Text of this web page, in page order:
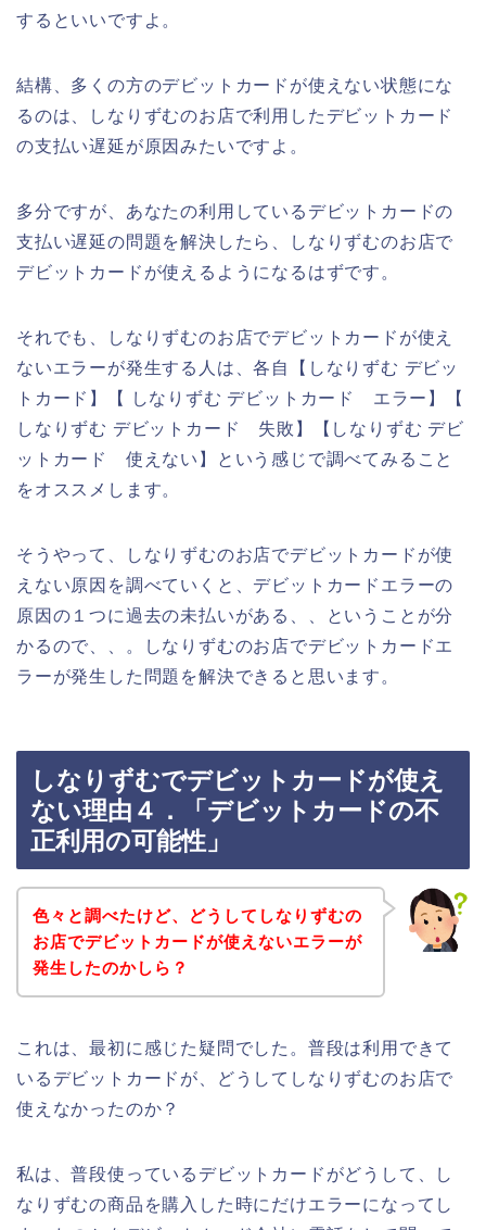
するといいですよ。
結構、多くの方のデビットカードが使えない状態にな
るのは、しなりずむのお店で利用したデビットカード
の支払い遅延が原因みたいですよ。
多分ですが、あなたの利用しているデビットカードの
支払い遅延の問題を解決したら、しなりずむのお店で
デビットカードが使えるようになるはずです。
それでも、しなりずむのお店でデビットカードが使え
ないエラーが発生する人は、各自【しなりずむ デビッ
トカード】【 しなりずむ デビットカード エラー】【
しなりずむ デビットカード 失敗】【しなりずむ デビ
ットカード 使えない】という感じで調べてみること
をオススメします。
そうやって、しなりずむのお店でデビットカードが使
えない原因を調べていくと、デビットカードエラーの
原因の１つに過去の未払いがある、、ということが分
かるので、、。しなりずむのお店でデビットカードエ
ラーが発生した問題を解決できると思います。
しなりずむでデビットカードが使え
ない理由４．「デビットカードの不
正利用の可能性」
色々と調べたけど、どうしてしなりずむの
お店でデビットカードが使えないエラーが
発生したのかしら？
これは、最初に感じた疑問でした。普段は利用できて
いるデビットカードが、どうしてしなりずむのお店で
使えなかったのか？
私は、普段使っているデビットカードがどうして、し
なりずむの商品を購入した時にだけエラーになってし